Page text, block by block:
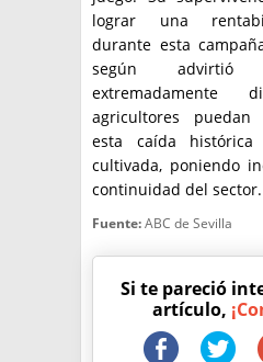
lograr una
durante esta
según advirtió
agricultores puedan
esta caída
cultivada, poniendo
continuidad del sector.
Fuente:ABC de Sevilla
Si te pareció
artículo,